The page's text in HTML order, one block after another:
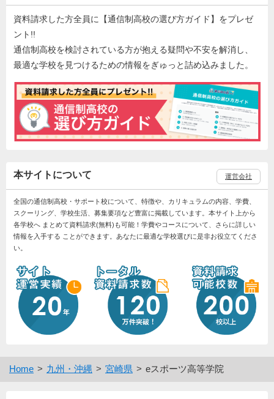
資料請求した方全員に【通信制高校の選び方ガイド】をプレゼ
ント!!
通信制高校を検討されている方が抱える疑問や不安を解消し、
最適な学校を見つけるための情報をぎゅっと詰め込みました。
本サイトについて 運営会社
全国の通信制高校・サポート校について、特徴や、カリキュラムの内容、学費、
スクーリング、学校生活、募集要項など豊富に掲載しています。本サイト上から
各学校へ まとめて資料請求(無料)も可能！学費やコースについて、さらに詳しい
情報を入手する ことができます。あなたに最適な学校選びに是非お役立てくださ
い。
Home 九州・沖縄 宮崎県 eスポーツ高等学院